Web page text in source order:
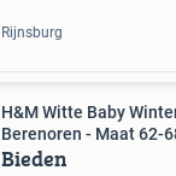
Rijnsburg
H&M Witte Baby
Berenoren - Maat 62-
Bieden